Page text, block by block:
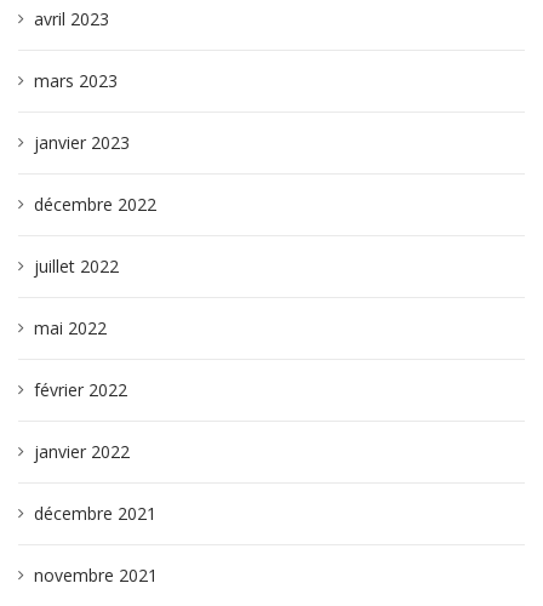
avril 2023
mars 2023
janvier 2023
décembre 2022
juillet 2022
mai 2022
février 2022
janvier 2022
décembre 2021
novembre 2021